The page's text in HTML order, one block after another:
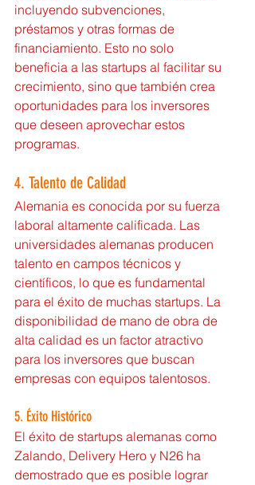
incluyendo subvenciones,
préstamos y otras formas de
financiamiento. Esto no solo
beneficia a las startups al facilitar su
crecimiento, sino que también crea
oportunidades para los inversores
que deseen aprovechar estos
programas.
4. Talento de Calidad
Alemania es conocida por su fuerza
laboral altamente calificada. Las
universidades alemanas producen
talento en campos técnicos y
científicos, lo que es fundamental
para el éxito de muchas startups. La
disponibilidad de mano de obra de
alta calidad es un factor atractivo
para los inversores que buscan
empresas con equipos talentosos.
5. Éxito Histórico
El éxito de startups alemanas como
Zalando, Delivery Hero y N26 ha
demostrado que es posible lograr